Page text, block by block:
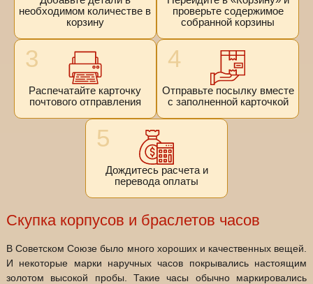
необходимом количестве в
корзину
проверьте содержимое
собранной корзины
3
Распечатайте карточку
почтового отправления
4
Отправьте посылку вместе
с заполненной карточкой
5
Дождитесь расчета и
перевода оплаты
Скупка корпусов и браслетов часов
В Советском Союзе было много хороших и качественных вещей.
И некоторые марки наручных часов покрывались настоящим
золотом высокой пробы. Такие часы обычно маркировались